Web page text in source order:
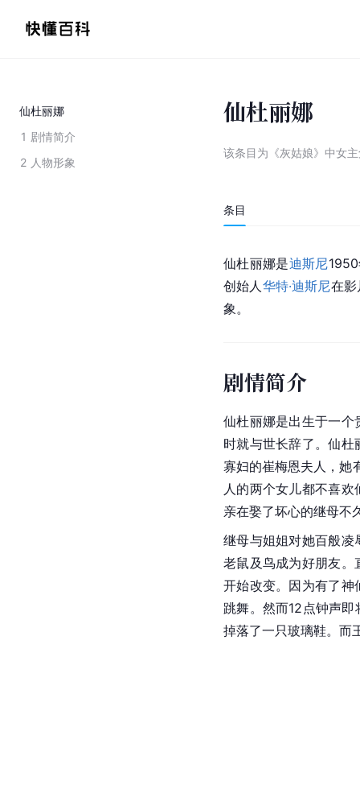
仙杜丽娜
1 剧情简介
2 人物形象
仙杜丽娜
该条目为 《灰姑娘》中女
条目
仙杜丽娜是迪斯尼
创始人 华特·迪斯尼在
象。
剧情简介
仙杜丽娜是出生于一个
时就与世长辞了。仙
寡妇的崔梅恩夫人，她
人的两个女儿都不喜
亲在娶了坏心的继母不
继母与姐姐对她百般凌
老鼠及鸟成为好朋友。
开始改变。因为有了神
跳舞。然而12点钟声
掉落了一只玻璃鞋。而